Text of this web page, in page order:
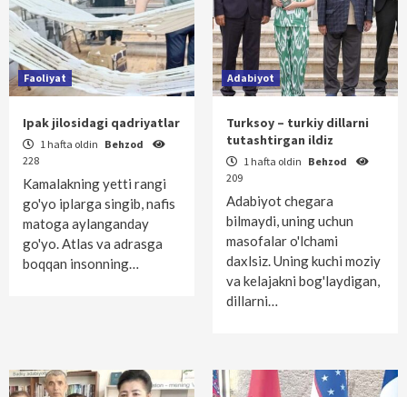
Faoliyat
Ipak jilosidagi qadriyatlar
1 hafta oldin Behzod
228
Kamalakning yetti rangi
go'yo iplarga singib, nafis
matoga aylanganday
go'yo. Atlas va adrasga
boqqan insonning…
Adabiyot
Turksoy – turkiy dillarni
tutashtirgan ildiz
1 hafta oldin Behzod
209
Adabiyot chegara
bilmaydi, uning uchun
masofalar o'lchami
daxlsiz. Uning kuchi moziy
va kelajakni bog'laydigan,
dillarni…